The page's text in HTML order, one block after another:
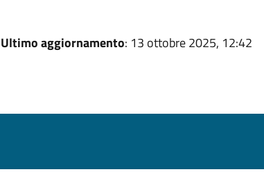
Ultimo aggiornamento: 13 ottobre 2025, 12:42